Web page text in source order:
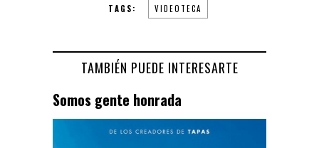
TAGS: VIDEOTECA
TAMBIÉN PUEDE INTERESARTE
Somos gente honrada